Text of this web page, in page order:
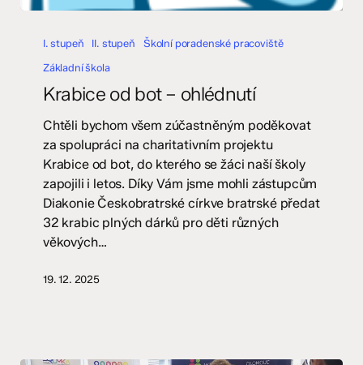
ohlédnutí
I. stupeň II. stupeň
Školní poradenské pracoviště
Základní škola
Krabice od bot – ohlédnutí
Chtěli bychom všem zúčastněným poděkovat
za spolupráci na charitativním projektu
Krabice od bot, do kterého se žáci naší školy
zapojili i letos. Díky Vám jsme mohli zástupcům
Diakonie Českobratrské církve bratrské předat
32 krabic plných dárků pro děti různých
věkových…
19. 12. 2025